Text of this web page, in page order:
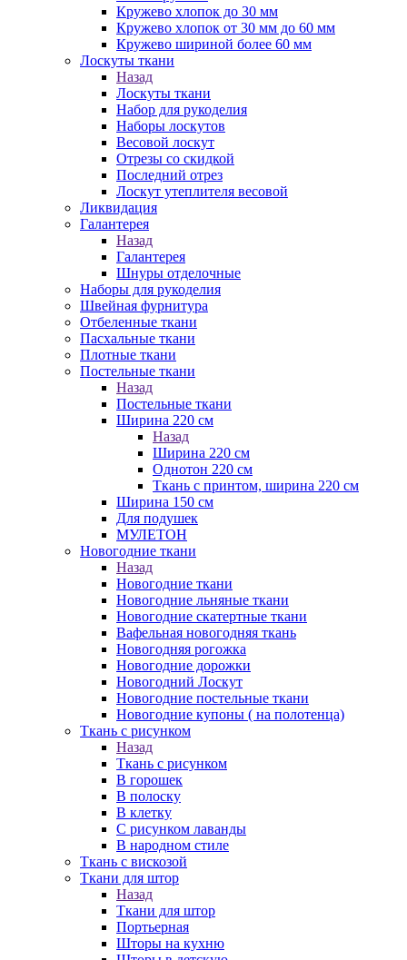
Кружево хлопок до 30 мм
Кружево хлопок от 30 мм до 60 мм
Кружево шириной более 60 мм
Лоскуты ткани
Назад
Лоскуты ткани
Набор для рукоделия
Наборы лоскутов
Весовой лоскут
Отрезы со скидкой
Последний отрез
Лоскут утеплителя весовой
Ликвидация
Галантерея
Назад
Галантерея
Шнуры отделочные
Наборы для рукоделия
Швейная фурнитура
Отбеленные ткани
Пасхальные ткани
Плотные ткани
Постельные ткани
Назад
Постельные ткани
Ширина 220 см
Назад
Ширина 220 см
Однотон 220 см
Ткань с принтом, ширина 220 см
Ширина 150 см
Для подушек
МУЛЕТОН
Новогодние ткани
Назад
Новогодние ткани
Новогодние льняные ткани
Новогодние скатертные ткани
Вафельная новогодняя ткань
Новогодняя рогожка
Новогодние дорожки
Новогодний Лоскут
Новогодние постельные ткани
Новогодние купоны ( на полотенца)
Ткань с рисунком
Назад
Ткань с рисунком
В горошек
В полоску
В клетку
С рисунком лаванды
В народном стиле
Ткань с вискозой
Ткани для штор
Назад
Ткани для штор
Портьерная
Шторы на кухню